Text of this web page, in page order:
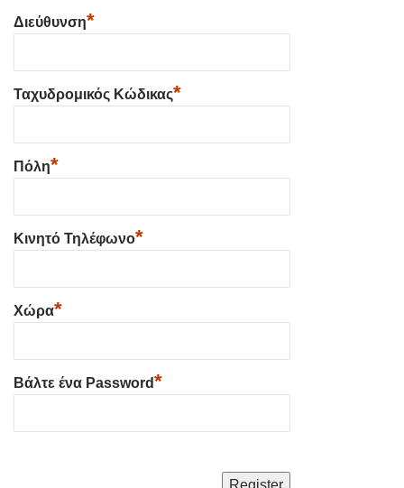
Διεύθυνση*
Ταχυδρομικός Κώδικας*
Πόλη*
Κινητό Τηλέφωνο*
Χώρα*
Βάλτε ένα Password*